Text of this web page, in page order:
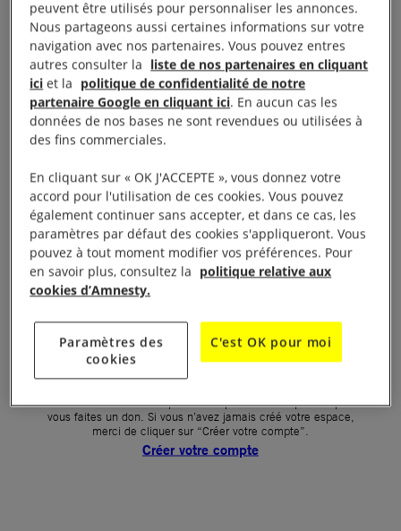
Connexion
Votre adresse email (obligatoire)
Mot de passe oublié ?
Un problème de connexion ?
Première connexion ?
La création de votre espace n’est pas automatique lorsque
vous faites un don. Si vous n’avez jamais créé votre espace,
merci de cliquer sur “Créer votre compte”.
Créer votre compte
peuvent être utilisés pour personnaliser les annonces.
Nous partageons aussi certaines informations sur votre
navigation avec nos partenaires. Vous pouvez entres
autres consulter la liste de nos partenaires en cliquant
ici et la politique de confidentialité de notre
partenaire Google en cliquant ici. En aucun cas les
données de nos bases ne sont revendues ou utilisées à
des fins commerciales.
En cliquant sur « OK J'ACCEPTE », vous donnez votre
accord pour l'utilisation de ces cookies. Vous pouvez
également continuer sans accepter, et dans ce cas, les
paramètres par défaut des cookies s'appliqueront. Vous
pouvez à tout moment modifier vos préférences. Pour
en savoir plus, consultez la politique relative aux
cookies d’Amnesty.
Paramètres des
cookies
C'est OK pour moi